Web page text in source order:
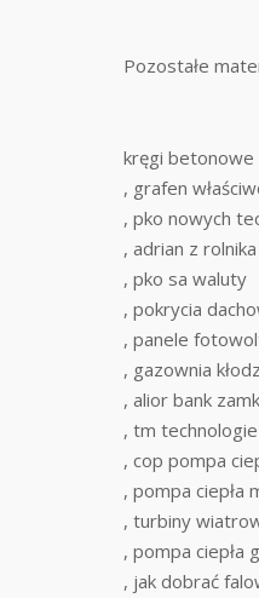
Pozostałe
kręgi betonowe
, grafen
, pko nowych
, adrian z rolnika
, pko sa waluty
, pokrycia
, panele
, gazownia
, alior bank
, tm
, cop pompa
, pompa ciepła
, turbiny
, pompa ciepła
, jak dobrać